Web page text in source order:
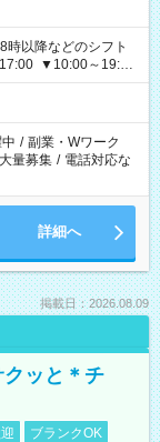
時以降などのシフト
▼10:00～19:00
/ 副業・Wワーク
量募集 / 電話対応な
詳細へ
掲載日：2026.08.09
クッと＊チ
ブランクOK